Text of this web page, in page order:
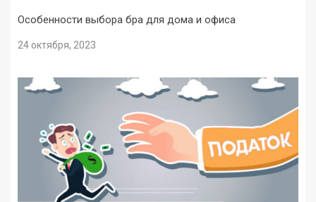
Особенности выбора бра для дома и офиса
24 октября, 2023